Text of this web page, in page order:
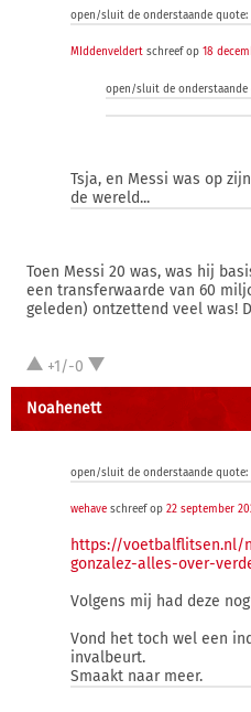
open/sluit de onderstaande quote:
MIddenveldert schreef op 18
open/sluit de onderstaande
Tsja, en Messi was op
de wereld...
Toen Messi 20 was, was hij
een transferwaarde van 60
geleden) ontzettend veel was!
+1/-0
Noahenett
open/sluit de onderstaande quote:
wehave schreef op 22 september
https://voetbalflitsen.nl/
gonzalez-alles-over-
Volgens mij had deze
Vond het toch wel een
invalbeurt.
Smaakt naar meer.